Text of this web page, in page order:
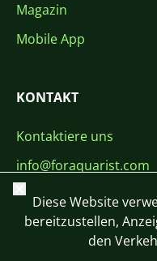
Magazin
Mobile App
KONTAKT
Kontaktiere uns
info@foraquarist.com
+420 603 449 602
Schließen
Diese Website
bereitzustellen,
den